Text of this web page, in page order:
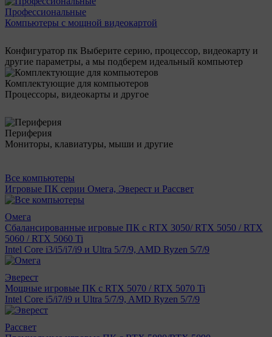
Профессиональные
Компьютеры с мощной видеокартой
Конфигуратор пк Выберите серию, процессор, видеокарту и
другие параметры, а мы подберем идеальный компьютер
Комплектующие для компьютеров
Процессоры, видеокарты и другое
Периферия
Мониторы, клавиатуры, мыши и другие
Все компьютеры
Игровые ПК серии Омега, Эверест и Рассвет
Омега
Сбалансированные игровые ПК с RTX 3050/ RTX 5050 / RTX
5060 / RTX 5060 Ti
Intel Core i3/i5/i7/i9 и Ultra 5/7/9, AMD Ryzen 5/7/9
Эверест
Мощные игровые ПК с RTX 5070 / RTX 5070 Ti
Intel Core i5/i7/i9 и Ultra 5/7/9, AMD Ryzen 5/7/9
Рассвет